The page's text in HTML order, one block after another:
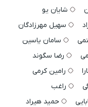
شایان یو
سهیل مهرزادگان
سامان یاسین
رضا سگوند
رامین کرمی
راغب
حمید هیراد